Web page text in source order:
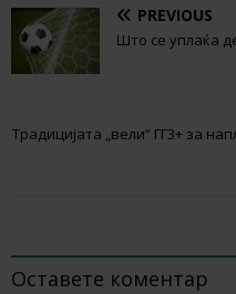
PREVIOUS
Што се уплаќа
Традицијата „вели“ ГГ3+ за
Оставете коментар